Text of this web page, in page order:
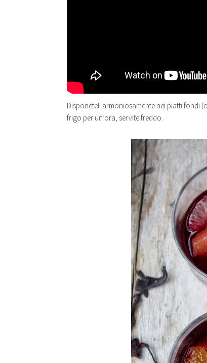
Disponeteli armoniosamente nei piatti fondi
frigo per un’ora, servite freddo.